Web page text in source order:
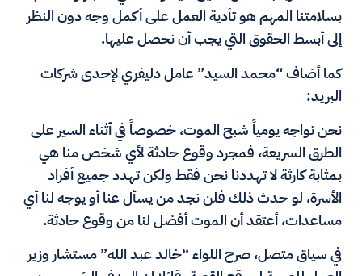
بسلامتنا المهم هو تأدية العمل على أكمل وجه دون النظر
إلى أبسط الحقوق التي يجب أن نحصل عليها.
كما أضاف “محمد السيد” عامل دليفري لإحدى شركات
البريد:
نحن نواجه يومياً شبح الموت، خصوصاً في أثناء السير على
الطرق السريعة، فمجرد وقوع حادثة لأي شخص منا هي
بمثابة كارثة لا تهددنا نحن فقط ولكن تهدد جميع أفراد
الأسرة، لو حدث ذلك فلن نجد من يسأل عنا أو يوجه لنا أي
مساعدات، أعتقد أن الموت أفضل لنا من وقوع حادثة.
في سياق متصل، صرح اللواء “خالد عبد الله” مستشار وزير